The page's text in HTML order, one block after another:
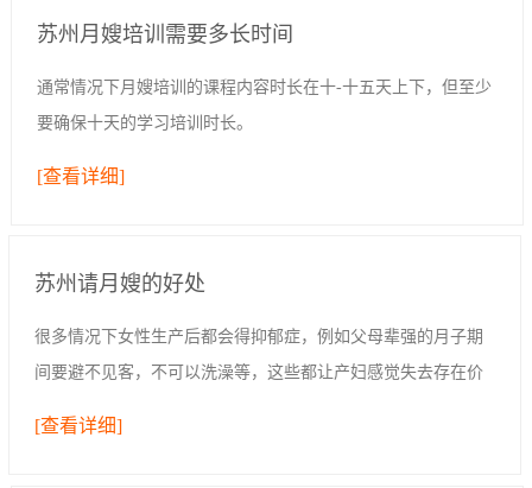
苏州月嫂培训需要多长时间
通常情况下月嫂培训的课程内容时长在十-十五天上下，但至少
要确保十天的学习培训时长。
[查看详细]
苏州请月嫂的好处
很多情况下女性生产后都会得抑郁症，例如父母辈强的月子期
间要避不见客，不可以洗澡等，这些都让产妇感觉失去存在价
[查看详细]